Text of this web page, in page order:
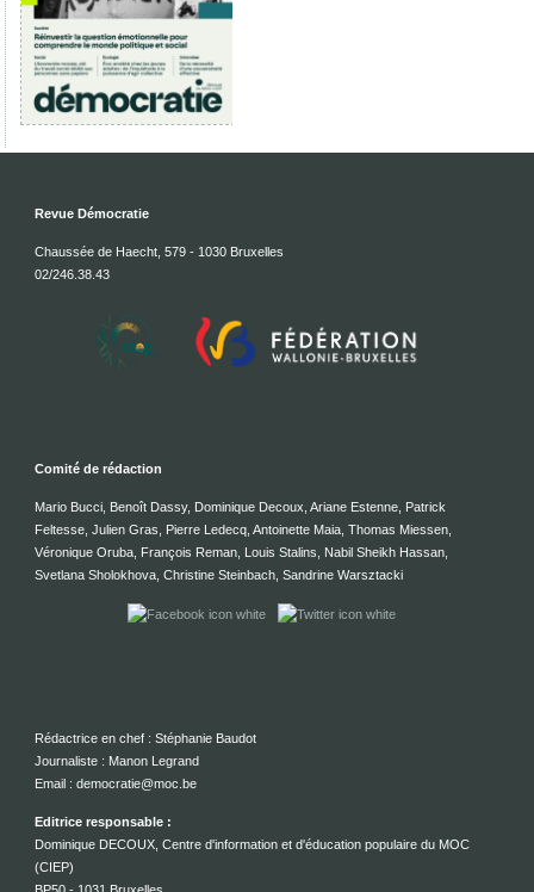
Revue Démocratie
Chaussée de Haecht, 579 - 1030 Bruxelles
02/246.38.43
Comité de rédaction
Mario Bucci, Benoît Dassy, Dominique Decoux, Ariane Estenne, Patrick
Feltesse, Julien Gras, Pierre Ledecq, Antoinette Maia, Thomas Miessen,
Véronique Oruba, François Reman, Louis Stalins, Nabil Sheikh Hassan,
Svetlana Sholokhova, Christine Steinbach, Sandrine Warsztacki
Rédactrice en chef : Stéphanie Baudot
Journaliste : Manon Legrand
Email : democratie@moc.be
Editrice responsable :
Dominique DECOUX, Centre d'information et d'éducation populaire du MOC
(CIEP)